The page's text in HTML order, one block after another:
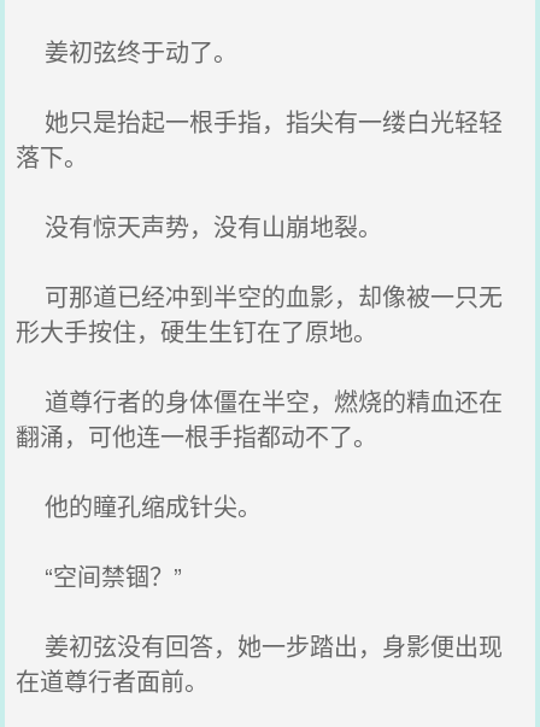
姜初弦终于动了。
她只是抬起一根手指，指尖有一缕白光轻轻
落下。
没有惊天声势，没有山崩地裂。
可那道已经冲到半空的血影，却像被一只无
形大手按住，硬生生钉在了原地。
道尊行者的身体僵在半空，燃烧的精血还在
翻涌，可他连一根手指都动不了。
他的瞳孔缩成针尖。
“空间禁锢？”
姜初弦没有回答，她一步踏出，身影便出现
在道尊行者面前。